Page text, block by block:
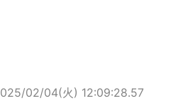
02/04(火) 12:09:28.57